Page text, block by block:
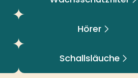
Hörer
Schallsläuche